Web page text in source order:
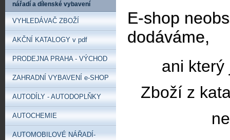
E-shop
dodáváme,
ani který
Zboží z
nářadí a dílenské vybavení
VYHLEDÁVAČ ZBOŽÍ
AKČNÍ KATALOGY v pdf
PRODEJNA PRAHA - VÝCHOD
ZAHRADNÍ VYBAVENÍ e-SHOP
AUTODÍLY - AUTODOPLŇKY
AUTOCHEMIE
AUTOMOBILOVÉ NÁŘADÍ-